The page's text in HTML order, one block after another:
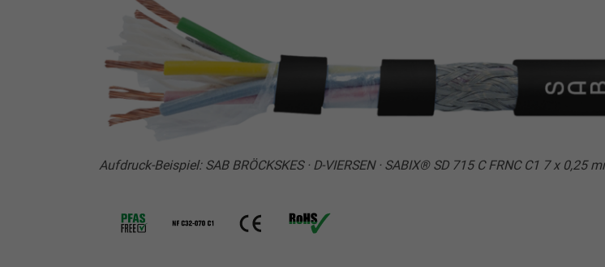
Aufdruck-Beispiel: SAB BRÖCKSKES · D-VIERSEN · SABIX® SD 715 C FRNC C1 7 x 0,25